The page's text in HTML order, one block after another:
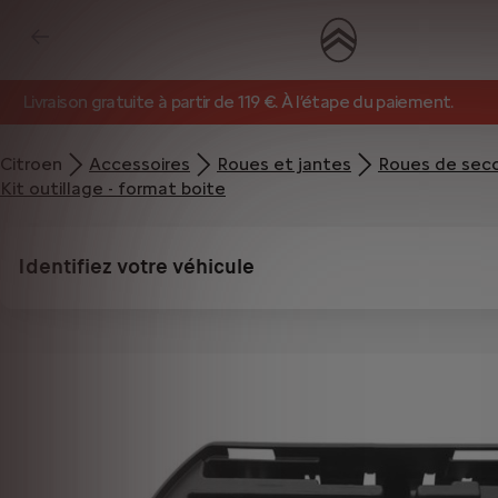
Livraison gratuite à partir de 119 €. À l’étape du paiement.
Citroen Accessoires Roues et jantes
Roues de
Kit outillage - format boite
Identifiez votre véhicule